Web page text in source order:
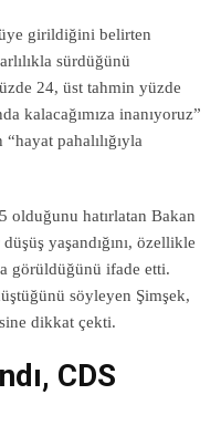
girildiğini belirten
sürdüğünü
24, üst tahmin yüzde
kalacağımıza inanıyoruz”
pahalılığıyla
olduğunu hatırlatan Bakan
yaşandığını, özellikle
görüldüğünü ifade etti.
söyleyen Şimşek,
dikkat çekti.
CDS